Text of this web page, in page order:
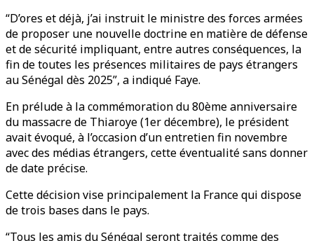
“D’ores et déjà, j’ai instruit le ministre des forces armées
de proposer une nouvelle doctrine en matière de défense
et de sécurité impliquant, entre autres conséquences, la
fin de toutes les présences militaires de pays étrangers
au Sénégal dès 2025”, a indiqué Faye.
En prélude à la commémoration du 80ème anniversaire
du massacre de Thiaroye (1er décembre), le président
avait évoqué, à l’occasion d’un entretien fin novembre
avec des médias étrangers, cette éventualité sans donner
de date précise.
Cette décision vise principalement la France qui dispose
de trois bases dans le pays.
“Tous les amis du Sénégal seront traités comme des